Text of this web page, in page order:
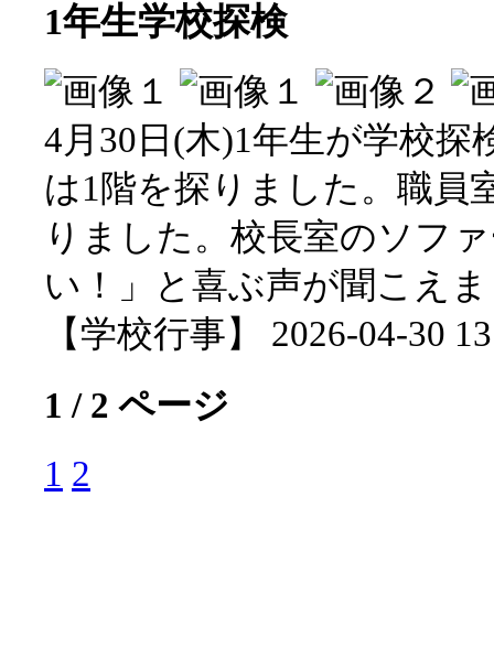
1年生学校探検
4月30日(木)1年生が学校
は1階を探りました。職員
りました。校長室のソフ
い！」と喜ぶ声が聞こえ
【学校行事】 2026-04-30
1 / 2 ページ
1 2